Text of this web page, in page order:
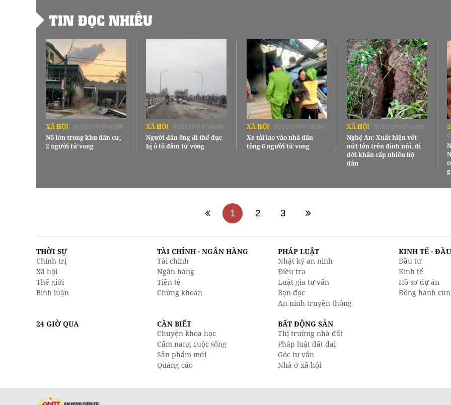
TIN ĐỌC NHIỀU
XÃ HỘI 01/01/1970 07:00:00
Nổ lớn trong khu dân cư,
2 người tử vong
XÃ HỘI 01/01/1970 07:00:00
Người đàn ông đi thể dục
bị ô tô đâm tử vong
XÃ HỘI 01/01/1970 07:00:00
Xe tải lao vào nhà dân
tông 6 người tử vong
XÃ HỘI 01/01/1970 07:00:00
Nghệ An: Xuất hiện vết
nứt lớn trên đỉnh núi, di
dời khẩn cấp nhiều hộ
dân
1 2 3
THỜI SỰ
Chính trị
Xã hội
Thế giới
Bình luận
TÀI CHÍNH - NGÂN HÀNG
Tài chính
Ngân hàng
Tiền tệ
Chứng khoán
PHÁP LUẬT
Nhật ký an ninh
Điều tra
Luật gia tư vấn
Bạn đọc
An ninh truyền thông
KINH TẾ -
Đầu tư
Kinh tế
Hồ sơ dự án
Đồng hành
24 GIỜ QUA
CẦN BIẾT
Chuyện khoa học
Cẩm nang cuộc sống
Sản phẩm mới
Quảng cáo
BẤT ĐỘNG SẢN
Thị trường nhà đất
Pháp luật đất đai
Góc tư vấn
Nhà ở xã hội